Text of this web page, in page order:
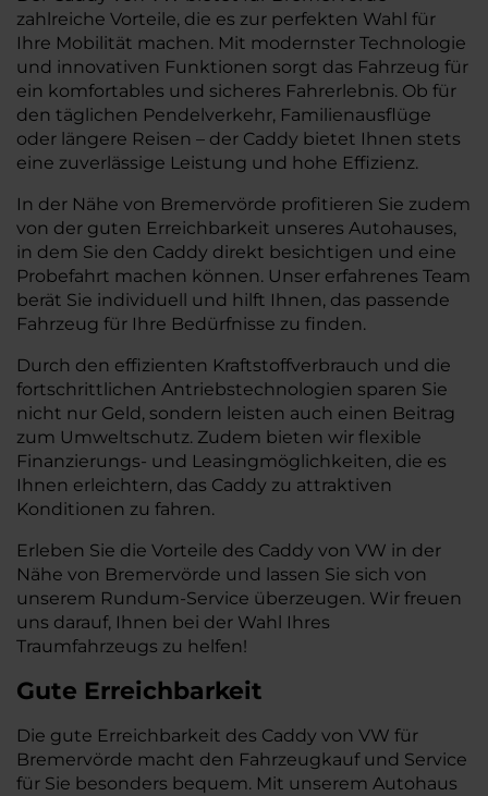
zahlreiche Vorteile, die es zur perfekten Wahl für
Ihre Mobilität machen. Mit modernster Technologie
und innovativen Funktionen sorgt das Fahrzeug für
ein komfortables und sicheres Fahrerlebnis. Ob für
den täglichen Pendelverkehr, Familienausflüge
oder längere Reisen – der Caddy bietet Ihnen stets
eine zuverlässige Leistung und hohe Effizienz.
In der Nähe von Bremervörde profitieren Sie zudem
von der guten Erreichbarkeit unseres Autohauses,
in dem Sie den Caddy direkt besichtigen und eine
Probefahrt machen können. Unser erfahrenes Team
berät Sie individuell und hilft Ihnen, das passende
Fahrzeug für Ihre Bedürfnisse zu finden.
Durch den effizienten Kraftstoffverbrauch und die
fortschrittlichen Antriebstechnologien sparen Sie
nicht nur Geld, sondern leisten auch einen Beitrag
zum Umweltschutz. Zudem bieten wir flexible
Finanzierungs- und Leasingmöglichkeiten, die es
Ihnen erleichtern, das Caddy zu attraktiven
Konditionen zu fahren.
Erleben Sie die Vorteile des Caddy von VW in der
Nähe von Bremervörde und lassen Sie sich von
unserem Rundum-Service überzeugen. Wir freuen
uns darauf, Ihnen bei der Wahl Ihres
Traumfahrzeugs zu helfen!
Gute Erreichbarkeit
Die gute Erreichbarkeit des Caddy von VW für
Bremervörde macht den Fahrzeugkauf und Service
für Sie besonders bequem. Mit unserem Autohaus